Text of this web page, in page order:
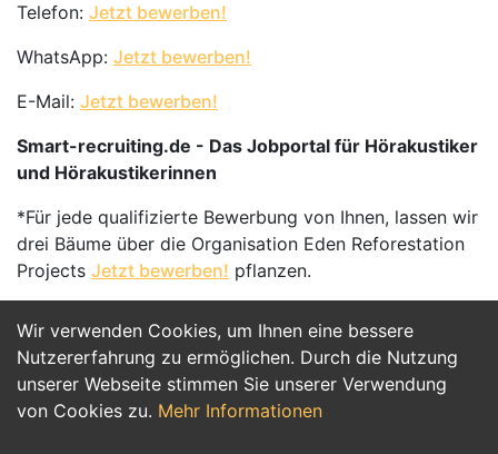
Wir verwenden Cookies, um Ihnen eine bessere
Nutzererfahrung zu ermöglichen. Durch die Nutzung
unserer Webseite stimmen Sie unserer Verwendung
von Cookies zu. Mehr Informationen
Telefon: Jetzt bewerben!
WhatsApp: Jetzt bewerben!
E-Mail: Jetzt bewerben!
Smart-recruiting.de - Das Jobportal für Hörakustiker
und Hörakustikerinnen
*Für jede qualifizierte Bewerbung von Ihnen, lassen wir
drei Bäume über die Organisation Eden Reforestation
Projects Jetzt bewerben! pflanzen.
Jetzt Bewerben